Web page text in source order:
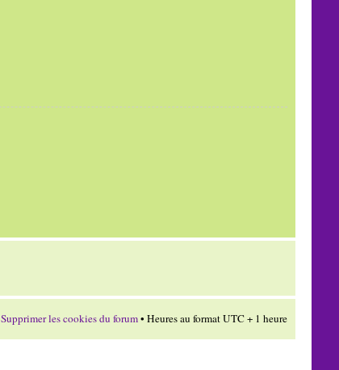
Supprimer les cookies du forum• Heures au format UTC + 1 heure